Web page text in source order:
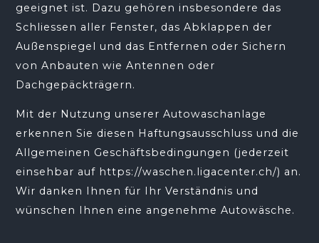
geeignet ist. Dazu gehören insbesondere das
Schliessen aller Fenster, das Abklappen der
Außenspiegel und das Entfernen oder Sichern
von Anbauten wie Antennen oder
Dachgepäckträgern.
Mit der Nutzung unserer Autowaschanlage
erkennen Sie diesen Haftungsausschluss und die
Allgemeinen Geschäftsbedingungen (jederzeit
einsehbar auf https://waschen.ligacenter.ch/) an.
Wir danken Ihnen für Ihr Verständnis und
wünschen Ihnen eine angenehme Autowäsche.